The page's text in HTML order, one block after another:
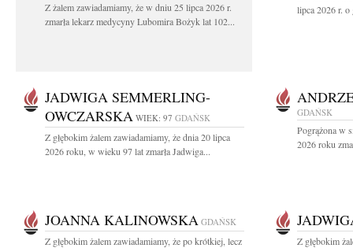
Z żalem zawiadamiamy, że w dniu 25 lipca 2026 r.
zmarła lekarz medycyny Lubomira Bożyk lat 102...
lipca 2026 r. o
JADWIGA SEMMERLING-
OWCZARSKA WIEK: 97 GDAŃSK
Z głębokim żalem zawiadamiamy, że dnia 20 lipca
2026 roku, w wieku 97 lat zmarła Jadwiga...
GDAŃSK
Pogrążona w
2026 roku
JOANNA KALINOWSKA GDAŃSK
Z głębokim żalem zawiadamiamy, że po krótkiej, lecz
Z głębokim